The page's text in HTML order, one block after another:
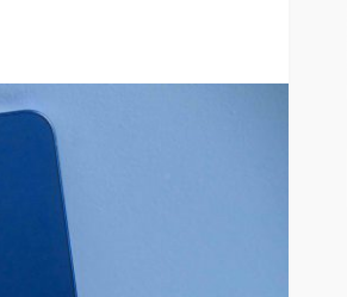
de Mercado Libre con
descuentos en